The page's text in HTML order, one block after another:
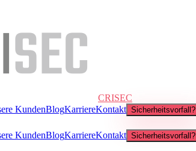
CRISEC
KundenBlogKarriereKontakt Sicherheitsvorfall?
KundenBlogKarriereKontakt Sicherheitsvorfall?